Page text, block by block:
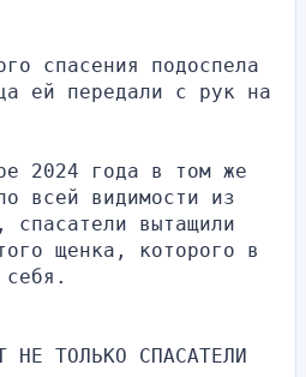
спасения подоспела
ей передали с рук на
2024 года в том же
всей видимости из
спасатели вытащили
щенка, которого в
НЕ ТОЛЬКО СПАСАТЕЛИ